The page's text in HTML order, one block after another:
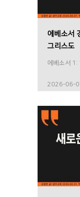
에베소서
그리스도
에베소서
2026-06-